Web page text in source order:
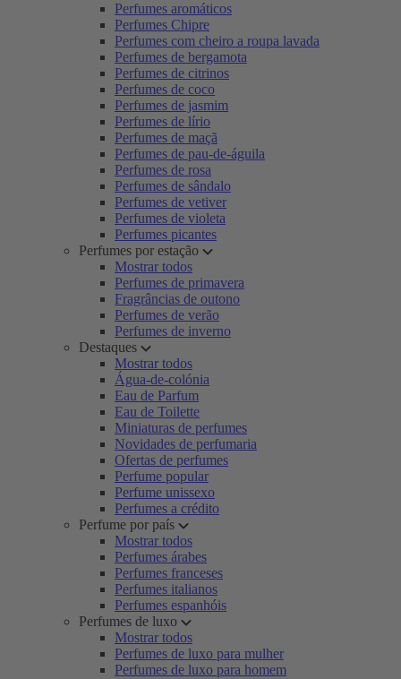
Perfumes aromáticos
Perfumes Chipre
Perfumes com cheiro a roupa lavada
Perfumes de bergamota
Perfumes de citrinos
Perfumes de coco
Perfumes de jasmim
Perfumes de lírio
Perfumes de maçã
Perfumes de pau-de-águila
Perfumes de rosa
Perfumes de sândalo
Perfumes de vetiver
Perfumes de violeta
Perfumes picantes
Perfumes por estação
Mostrar todos
Perfumes de primavera
Fragrâncias de outono
Perfumes de verão
Perfumes de inverno
Destaques
Mostrar todos
Água-de-colónia
Eau de Parfum
Eau de Toilette
Miniaturas de perfumes
Novidades de perfumaria
Ofertas de perfumes
Perfume popular
Perfume unissexo
Perfumes a crédito
Perfume por país
Mostrar todos
Perfumes árabes
Perfumes franceses
Perfumes italianos
Perfumes espanhóis
Perfumes de luxo
Mostrar todos
Perfumes de luxo para mulher
Perfumes de luxo para homem